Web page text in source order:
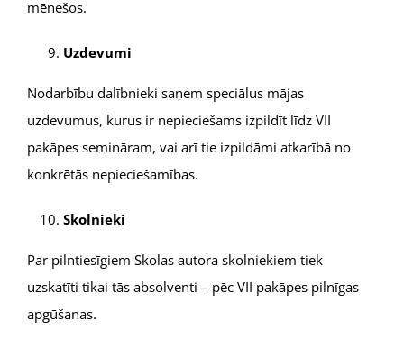
mēnešos.
Uzdevumi
Nodarbību dalībnieki saņem speciālus mājas
uzdevumus, kurus ir nepieciešams izpildīt līdz VII
pakāpes semināram, vai arī tie izpildāmi atkarībā no
konkrētās nepieciešamības.
Skolnieki
Par pilntiesīgiem Skolas autora skolniekiem tiek
uzskatīti tikai tās absolventi – pēc VII pakāpes pilnīgas
apgūšanas.